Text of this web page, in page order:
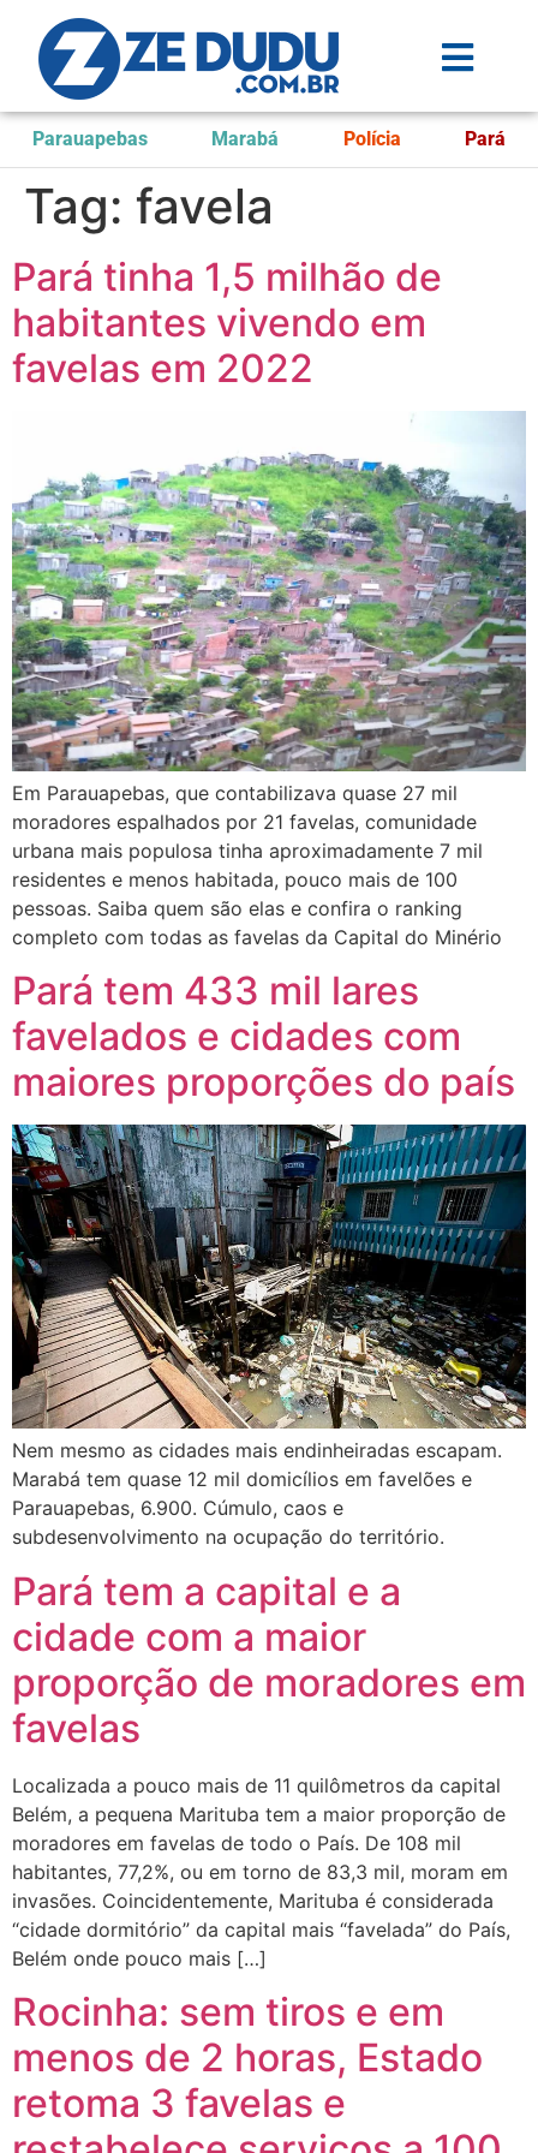
Parauapebas Marabá Polícia Pará
Tag: favela
Pará tinha 1,5 milhão de
habitantes vivendo em
favelas em 2022
Em Parauapebas, que contabilizava quase 27 mil
moradores espalhados por 21 favelas, comunidade
urbana mais populosa tinha aproximadamente 7 mil
residentes e menos habitada, pouco mais de 100
pessoas. Saiba quem são elas e confira o ranking
completo com todas as favelas da Capital do Minério
Pará tem 433 mil lares
favelados e cidades com
maiores proporções do país
Nem mesmo as cidades mais endinheiradas escapam.
Marabá tem quase 12 mil domicílios em favelões e
Parauapebas, 6.900. Cúmulo, caos e
subdesenvolvimento na ocupação do território.
Pará tem a capital e a
cidade com a maior
proporção de moradores em
favelas
Localizada a pouco mais de 11 quilômetros da capital
Belém, a pequena Marituba tem a maior proporção de
moradores em favelas de todo o País. De 108 mil
habitantes, 77,2%, ou em torno de 83,3 mil, moram em
invasões. Coincidentemente, Marituba é considerada
“cidade dormitório” da capital mais “favelada” do País,
Belém onde pouco mais […]
Rocinha: sem tiros e em
menos de 2 horas, Estado
retoma 3 favelas e